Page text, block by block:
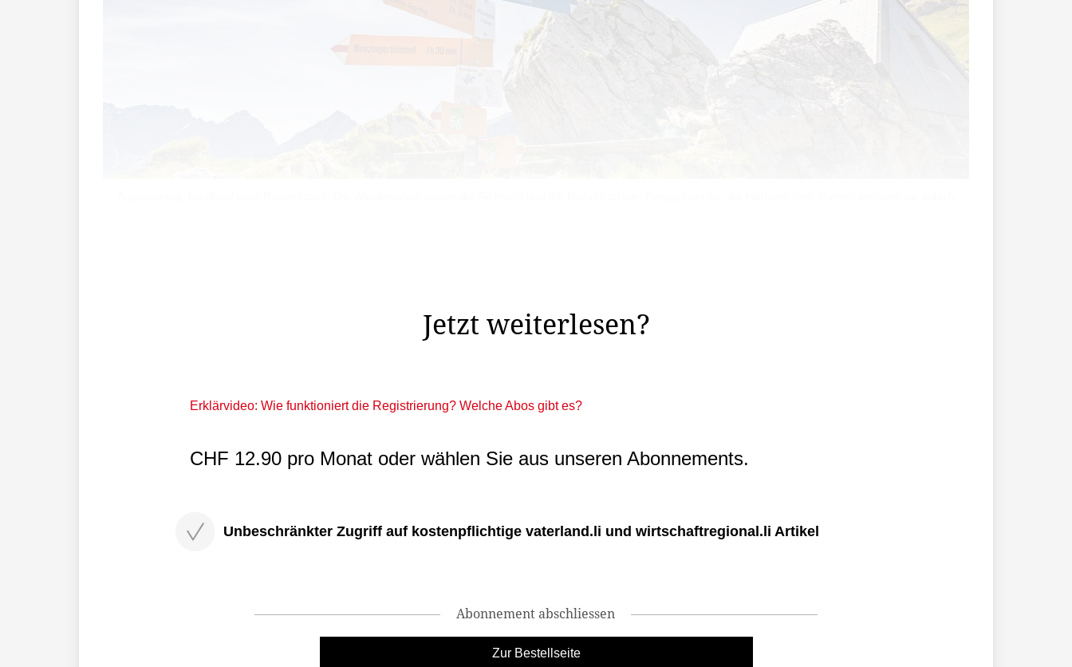
Jetzt weiterlesen?
Erklärvideo: Wie funktioniert die Registrierung? Welche Abos gibt es?
CHF 12.90 pro Monat oder wählen Sie aus unseren Abonnements.
Unbeschränkter Zugriff auf kostenpflichtige vaterland.li und wirtschaftregional.li Artikel
Abonnement abschliessen
Zur Bestellseite